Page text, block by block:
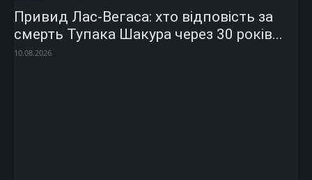
Привид Лас-Вегаса: хто відповість за
смерть Тупака Шакура через 30 років...
10.08.2026